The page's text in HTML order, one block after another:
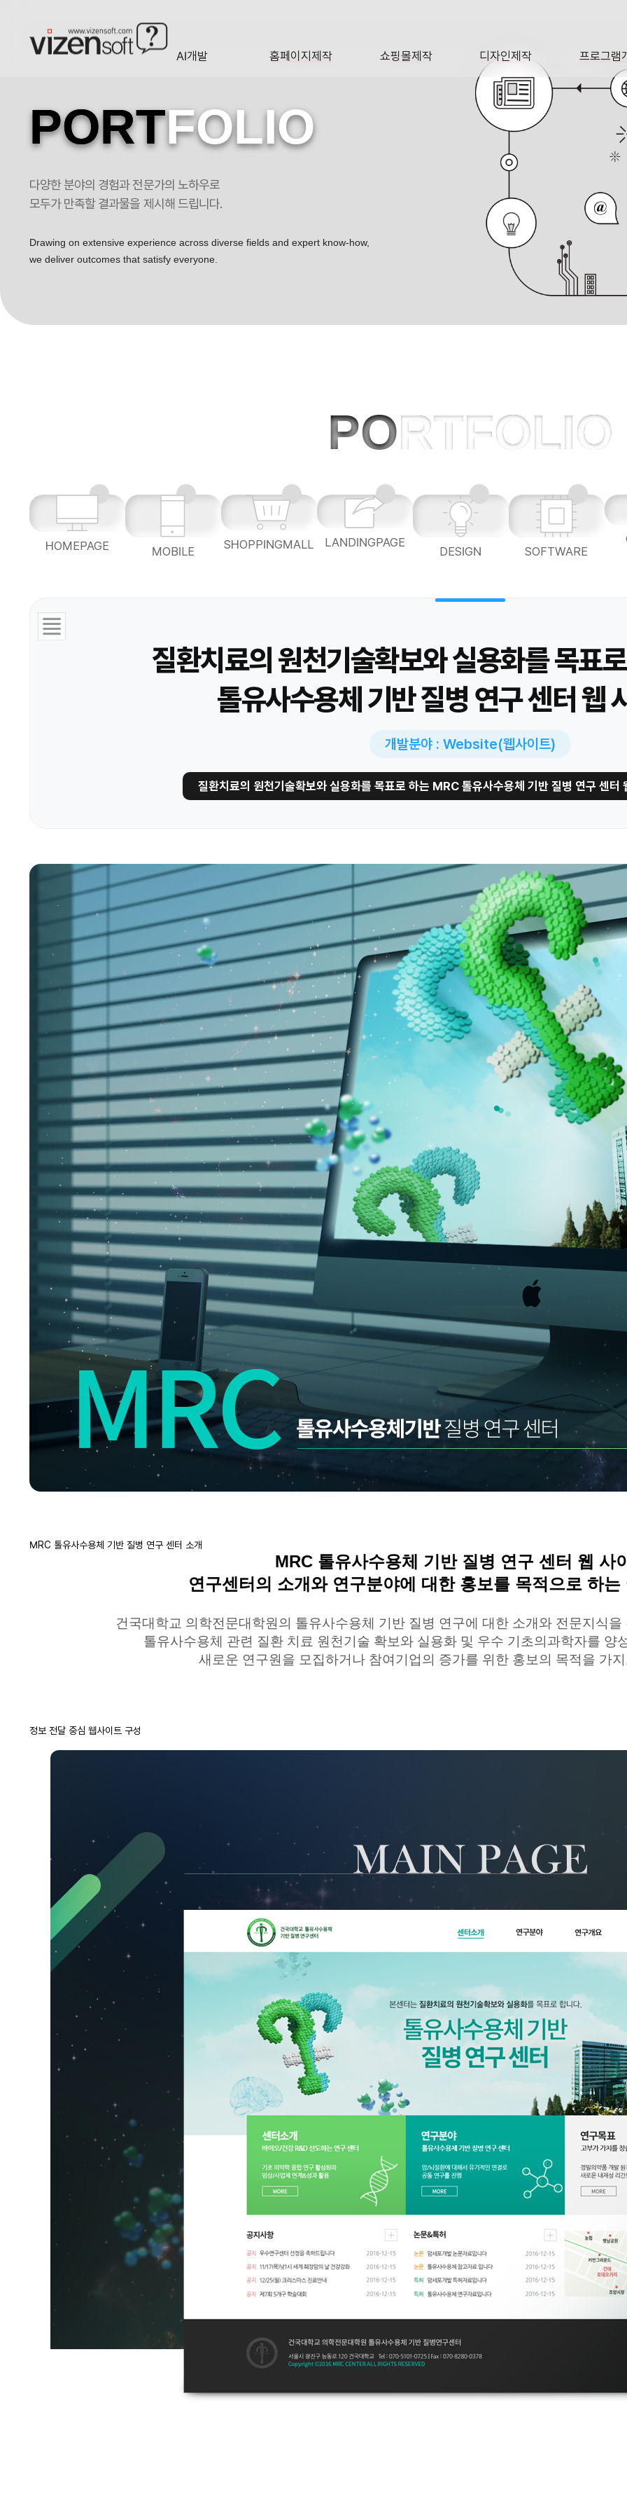
AI개발 홈페이지제작 쇼핑몰제작 디자인제작
DESIGN
프로그램
질환치료의 원천기술확보와 실용화를 목표로 하는 MRC 톨유사수용체 기반 질병 연구 센터 웹 사이트 포트폴리오
PORTFOLIO
다양한 분야의 경험과 전문가의 노하우로
모두가 만족할 결과물을 제시해 드립니다.
Drawing on extensive experience across diverse fields and expert know-how,
we deliver outcomes that satisfy everyone.
PORTFOLIO
HOMEPAGE MOBILE SHOPPINGMALL LANDINGPAGE
DESIGN SOFTWARE
질환치료의 원천기술확보와 실용화를 목표
톨유사수용체 기반 질병 연구 센터 웹
개발분야 : Website(웹사이트)
질환치료의 원천기술확보와 실용화를 목표로 하는 MRC 톨유사수용체 기반 질병 연구 센터
MRC 톨유사수용체 기반 질병 연구 센터 소개
MRC 톨유사수용체 기반 질병 연구 센터 웹 사
연구센터의 소개와 연구분야에 대한 홍보를 목적으로 하
건국대학교 의학전문대학원의 톨유사수용체 기반 질병 연구에 대한 소개와 전문지식
톨유사수용체 관련 질환 치료 원천기술 확보와 실용화 및 우수 기초의과학자를 양
새로운 연구원을 모집하거나 참여기업의 증가를 위한 홍보의 목적을 가
정보 전달 중심 웹사이트 구성